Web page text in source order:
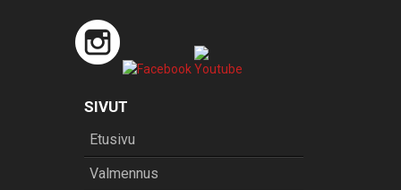
SIVUT
Etusivu
Valmennus